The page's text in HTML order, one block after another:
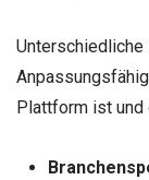
Plattform ist und